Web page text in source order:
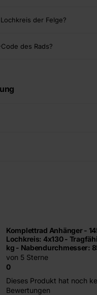
der Felge?
des Rads?
Komplettrad Anhänger -
Lochkreis: 4x130 -
kg - Nabendurchmesser:
0
von 5 Sterne
Dieses Produkt hat noch
Bewertungen